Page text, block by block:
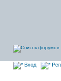
Вход